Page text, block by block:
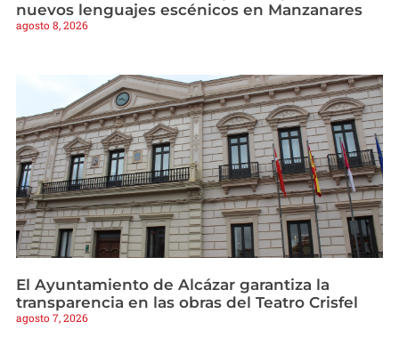
nuevos lenguajes escénicos en Manzanares
agosto 8, 2026
El Ayuntamiento de Alcázar garantiza la
transparencia en las obras del Teatro Crisfel
agosto 7, 2026